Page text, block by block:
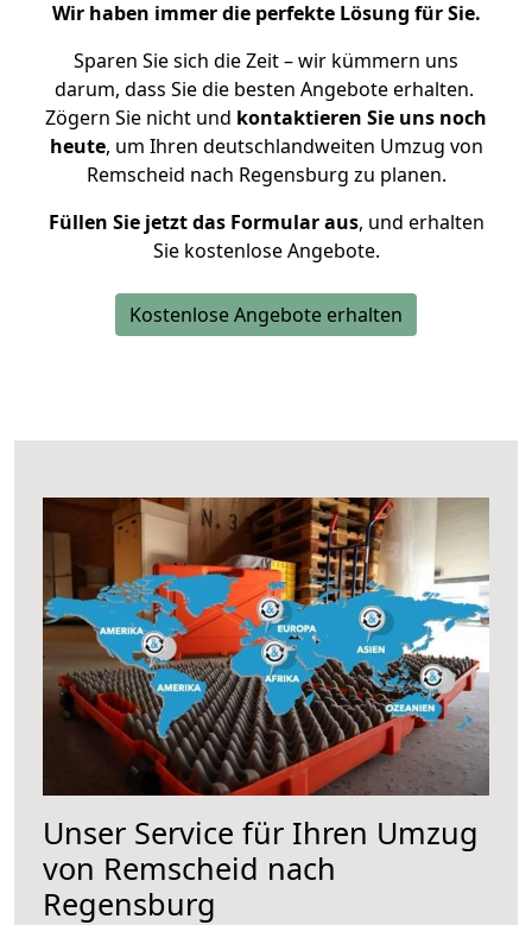
Wir haben immer die perfekte Lösung für Sie.
Sparen Sie sich die Zeit – wir kümmern uns
darum, dass Sie die besten Angebote erhalten.
Zögern Sie nicht und kontaktieren Sie uns noch
heute, um Ihren deutschlandweiten Umzug von
Remscheid nach Regensburg zu planen.
Füllen Sie jetzt das Formular aus, und erhalten
Sie kostenlose Angebote.
Kostenlose Angebote erhalten
Unser Service für Ihren Umzug
von Remscheid nach
Regensburg